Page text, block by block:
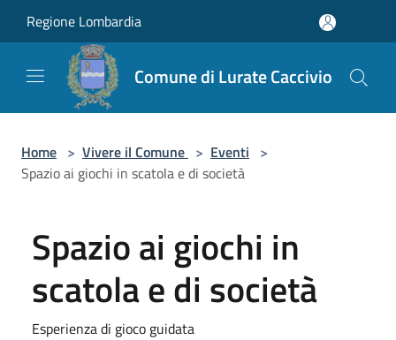
Regione Lombardia
Comune di Lurate Caccivio
Home > Vivere il Comune > Eventi >
Spazio ai giochi in scatola e di società
Spazio ai giochi in
scatola e di società
Esperienza di gioco guidata